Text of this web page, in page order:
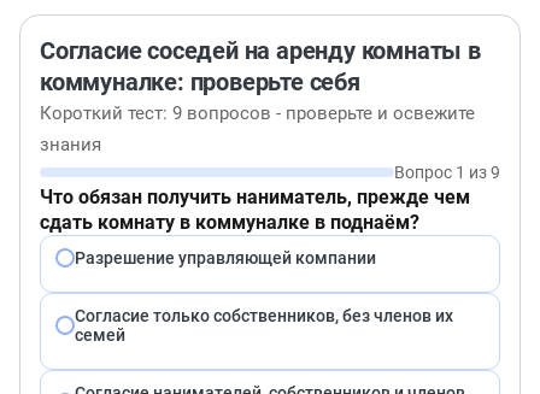
Согласие соседей на аренду комнаты в
коммуналке: проверьте себя
Короткий тест: 9 вопросов - проверьте и освежите
знания
Вопрос 1 из 9
Что обязан получить наниматель, прежде чем
сдать комнату в коммуналке в поднаём?
Разрешение управляющей компании
Согласие только собственников, без членов их
семей